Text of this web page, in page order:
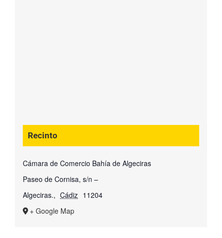
Recinto
Cámara de Comercio Bahía de Algeciras
Paseo de Cornisa, s/n –
Algeciras., Cádiz 11204
+ Google Map